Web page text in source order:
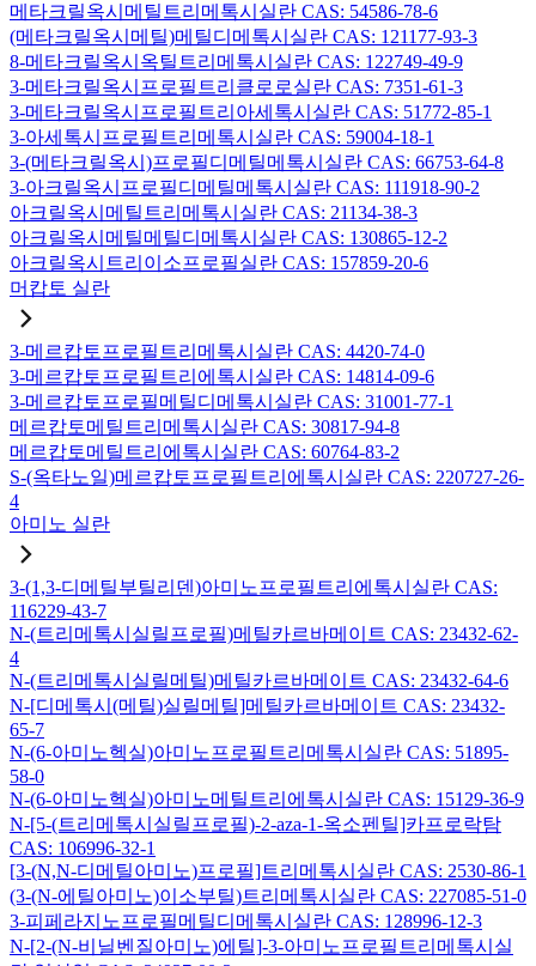
메타크릴옥시메틸트리메톡시실란 CAS: 54586-78-6
(메타크릴옥시메틸)메틸디메톡시실란 CAS: 121177-93-3
8-메타크릴옥시옥틸트리메톡시실란 CAS: 122749-49-9
3-메타크릴옥시프로필트리클로로실란 CAS: 7351-61-3
3-메타크릴옥시프로필트리아세톡시실란 CAS: 51772-85-1
3-아세톡시프로필트리메톡시실란 CAS: 59004-18-1
3-(메타크릴옥시)프로필디메틸메톡시실란 CAS: 66753-64-8
3-아크릴옥시프로필디메틸메톡시실란 CAS: 111918-90-2
아크릴옥시메틸트리메톡시실란 CAS: 21134-38-3
아크릴옥시메틸메틸디메톡시실란 CAS: 130865-12-2
아크릴옥시트리이소프로필실란 CAS: 157859-20-6
머캅토 실란
3-메르캅토프로필트리메톡시실란 CAS: 4420-74-0
3-메르캅토프로필트리에톡시실란 CAS: 14814-09-6
3-메르캅토프로필메틸디메톡시실란 CAS: 31001-77-1
메르캅토메틸트리메톡시실란 CAS: 30817-94-8
메르캅토메틸트리에톡시실란 CAS: 60764-83-2
S-(옥타노일)메르캅토프로필트리에톡시실란 CAS: 220727-26-
4
아미노 실란
3-(1,3-디메틸부틸리덴)아미노프로필트리에톡시실란 CAS:
116229-43-7
N-(트리메톡시실릴프로필)메틸카르바메이트 CAS: 23432-62-
4
N-(트리메톡시실릴메틸)메틸카르바메이트 CAS: 23432-64-6
N-[디메톡시(메틸)실릴메틸]메틸카르바메이트 CAS: 23432-
65-7
N-(6-아미노헥실)아미노프로필트리메톡시실란 CAS: 51895-
58-0
N-(6-아미노헥실)아미노메틸트리에톡시실란 CAS: 15129-36-9
N-[5-(트리메톡시실릴프로필)-2-aza-1-옥소펜틸]카프로락탐
CAS: 106996-32-1
[3-(N,N-디메틸아미노)프로필]트리메톡시실란 CAS: 2530-86-1
(3-(N-에틸아미노)이소부틸)트리메톡시실란 CAS: 227085-51-0
3-피페라지노프로필메틸디메톡시실란 CAS: 128996-12-3
N-[2-(N-비닐벤질아미노)에틸]-3-아미노프로필트리메톡시실